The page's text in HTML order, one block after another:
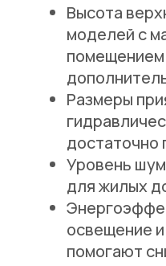
Высота
моделей с
Размеры
достаточно
Уровень
для жилых
освещение
помогают